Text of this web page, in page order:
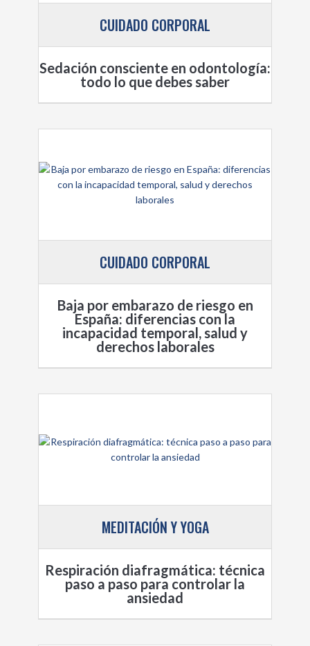
CUIDADO CORPORAL
Sedación consciente en odontología:
todo lo que debes saber
CUIDADO CORPORAL
Baja por embarazo de riesgo en
España: diferencias con la
incapacidad temporal, salud y
derechos laborales
MEDITACIÓN Y YOGA
Respiración diafragmática: técnica
paso a paso para controlar la
ansiedad